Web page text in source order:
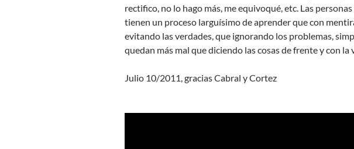
rectifico, no lo hago más, me equivoqué, etc. Las
tienen un proceso larguísimo de aprender que con
evitando las verdades, que ignorando los problemas,
quedan más mal que diciendo las cosas de frente y con la
Julio 10/2011, gracias Cabral y Cortez